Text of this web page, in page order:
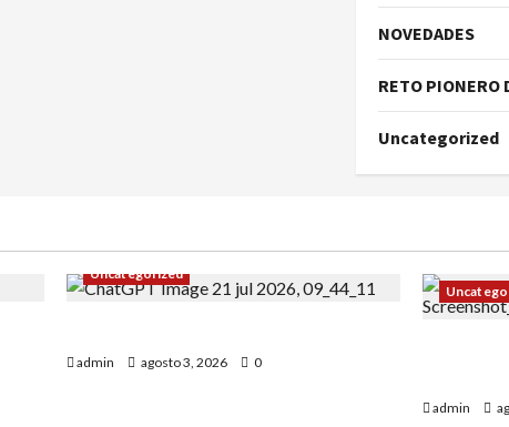
NOVEDADES
RETO PIONERO
Uncategorized
Uncategorized
admin agosto 3, 2026 0
admin